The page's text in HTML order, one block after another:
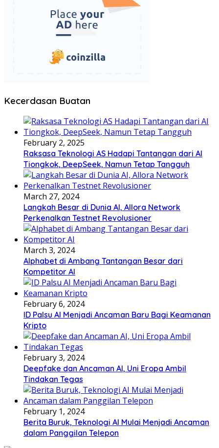
Kecerdasan Buatan
February 2, 2025
Raksasa Teknologi AS Hadapi Tantangan dari AI
Tiongkok, DeepSeek, Namun Tetap Tangguh
March 27, 2024
Langkah Besar di Dunia AI, Allora Network
Perkenalkan Testnet Revolusioner
March 3, 2024
Alphabet di Ambang Tantangan Besar dari
Kompetitor AI
February 6, 2024
ID Palsu AI Menjadi Ancaman Baru Bagi Keamanan
Kripto
February 3, 2024
Deepfake dan Ancaman AI, Uni Eropa Ambil
Tindakan Tegas
February 1, 2024
Berita Buruk, Teknologi AI Mulai Menjadi Ancaman
dalam Panggilan Telepon